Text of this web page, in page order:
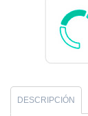
DESCRIPCIÓN